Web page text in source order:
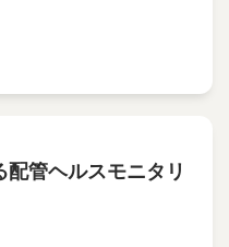
管ヘルスモニタリ